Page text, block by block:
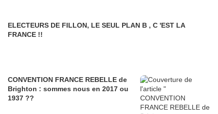
ELECTEURS DE FILLON, LE SEUL PLAN B , C 'EST LA
FRANCE !!
CONVENTION FRANCE REBELLE de
Brighton : sommes nous en 2017 ou
1937 ??